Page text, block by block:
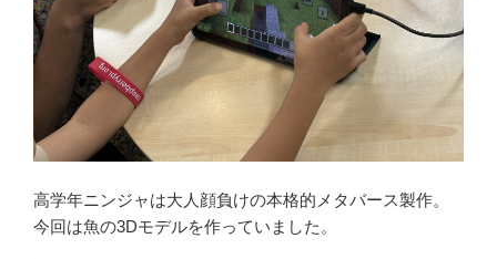
高学年ニンジャは大人顔負けの本格的メタバース製作。
今回は魚の3Dモデルを作っていました。